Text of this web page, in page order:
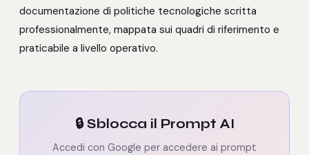
documentazione di politiche tecnologiche scritta
professionalmente, mappata sui quadri di riferimento e
praticabile a livello operativo.
🔒 Sblocca il Prompt AI
Accedi con Google per accedere ai prompt